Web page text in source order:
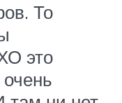
То
это